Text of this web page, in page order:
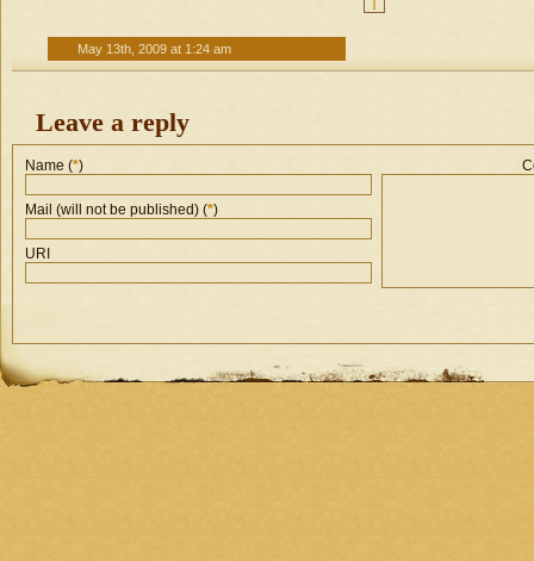
May 13th, 2009 at 1:24 am
Leave a reply
Name (*)
Mail (will not be published) (*)
URI